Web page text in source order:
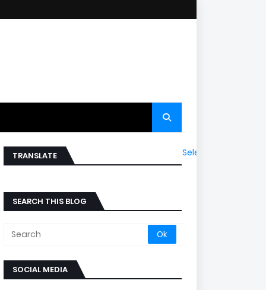
TRANSLATE Select Language
SEARCH THIS BLOG
SOCIAL MEDIA